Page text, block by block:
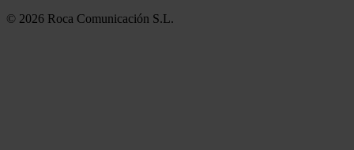
© 2026 Roca Comunicación S.L.